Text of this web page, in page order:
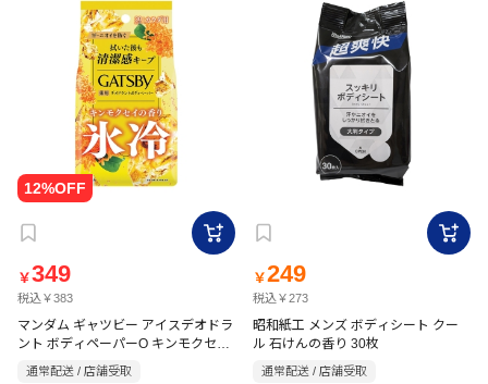
￥349
税込￥383
マンダム ギャツビー アイスデオドラ
ント ボディペーパーO キンモクセイ
の香り 30枚入
通常配送 / 店舗受取
￥249
税込￥273
昭和紙工 メンズ ボディシート クー
ル 石けんの香り 30枚
通常配送 / 店舗受取